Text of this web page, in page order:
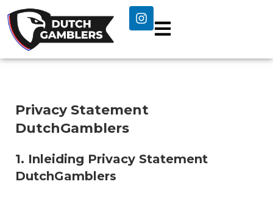
Privacy Statement
DutchGamblers
1. Inleiding Privacy Statement
DutchGamblers